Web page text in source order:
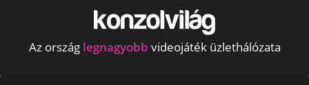
Az ország legnagyobb videojáték üzlethálózata